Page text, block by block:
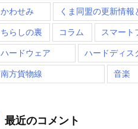
かわせみ
くま同盟の更新情報
ちらしの裏 コラム スマート
ハードウェア ハードディス
南方貨物線 音楽
最近のコメント